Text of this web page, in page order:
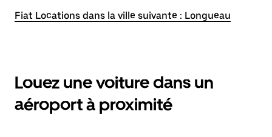
Fiat Locations dans la ville suivante : Longueau
Louez une voiture dans un
aéroport à proximité